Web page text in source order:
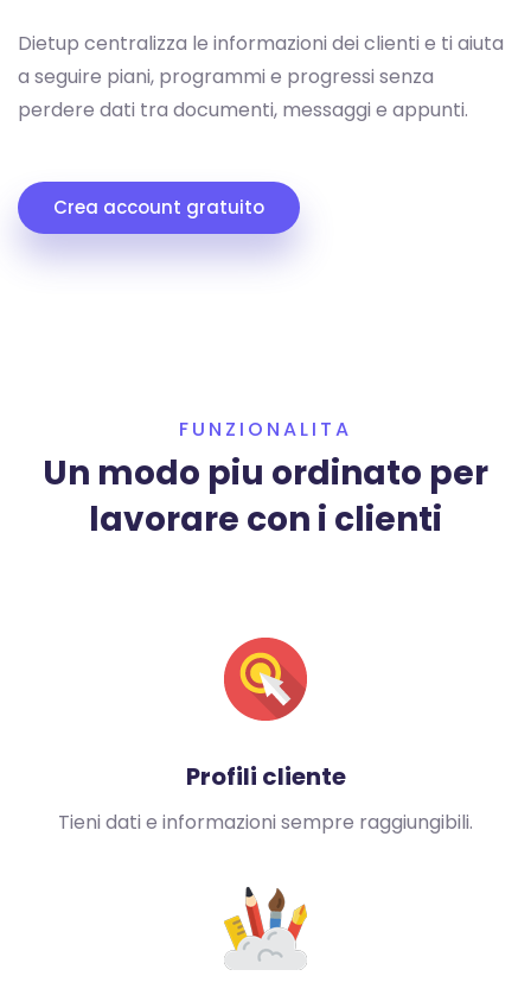
Dietup centralizza le informazioni dei clienti e ti aiuta
a seguire piani, programmi e progressi senza
perdere dati tra documenti, messaggi e appunti.
Crea account gratuito
FUNZIONALITA
Un modo piu ordinato per
lavorare con i clienti
Profili cliente
Tieni dati e informazioni sempre raggiungibili.